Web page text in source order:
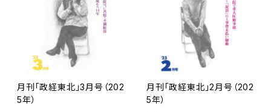
月刊「政経東北」3月号（202
5年）
月刊「政経東北」2月号（202
5年）